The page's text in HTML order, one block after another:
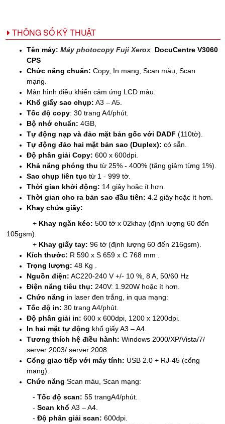
THÔNG SỐ KỸ THUẬT
Tên máy: Máy photocopy Fuji Xerox DocuCentre V3060
CPS
Chức năng chuẩn: Copy, In mạng, Scan màu, Scan
mạng.
Màn hình điều khiển cảm ứng LCD màu.
Khổ giấy sao chụp: A3 – A5.
Tốc độ copy: 30 trang A4/phút.
Bộ nhớ chuẩn: 4GB,
Tự động nạp và đảo mặt bản gốc với DADF (110tờ).
Tự động đảo hai mặt bản sao (Duplex): có sẵn.
Độ phân giải Copy: 600 x 600dpi.
Khả năng phóng thu từ 25% - 400% (tăng giảm từng 1%).
Sao chụp liên tục từ 1 - 999 tờ.
Thời gian khởi động: 14 giây hoặc ít hơn.
Thời gian cho ra bản sao đầu tiên: 4.2 giây hoặc ít hơn.
Khay chứa giấy:
+ Khay ngăn kéo: 500 tờ x 02khay (định lượng 60 đến
105gsm).
+ Khay giấy tay: 96 tờ (định lượng 60 đến 216gsm).
Kích thước: R 590 x S 659 x C 768 mm .
Trọng lượng: 48 Kg .
Nguồn điện: AC220-240 V +/- 10 %, 8 A, 50/60 Hz
Điện năng tiêu thụ: 240V: 1.920W hoặc ít hơn.
Chức năng in laser đen trắng, in qua mạng:
Tốc độ in: 30 trang A4/phút.
Độ phân giải in: 600 x 600dpi, 1200 x 1200dpi.
In hai mặt tự động khổ giấy A3 – A4.
Tương thích hệ điều hành: Windows 2000/XP/Vista/7/
server 2003/ server 2008.
Cổng giao tiếp với máy tính: USB 2.0 + RJ-45 (cổng
mạng).
Chức năng Scan màu, Scan mạng:
- Tốc độ scan: 55 trangA4/phút.
- Scan khổ A3 – A4.
- Độ phân giải scan: 600dpi.